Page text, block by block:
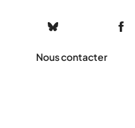
Nous contacter